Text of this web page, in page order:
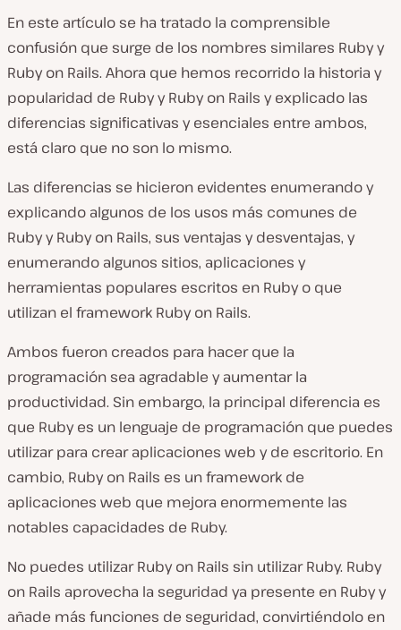
En este artículo se ha tratado la comprensible
confusión que surge de los nombres similares Ruby y
Ruby on Rails. Ahora que hemos recorrido la historia y
popularidad de Ruby y Ruby on Rails y explicado las
diferencias significativas y esenciales entre ambos,
está claro que no son lo mismo.
Las diferencias se hicieron evidentes enumerando y
explicando algunos de los usos más comunes de
Ruby y Ruby on Rails, sus ventajas y desventajas, y
enumerando algunos sitios, aplicaciones y
herramientas populares escritos en Ruby o que
utilizan el framework Ruby on Rails.
Ambos fueron creados para hacer que la
programación sea agradable y aumentar la
productividad. Sin embargo, la principal diferencia es
que Ruby es un lenguaje de programación que puedes
utilizar para crear aplicaciones web y de escritorio. En
cambio, Ruby on Rails es un framework de
aplicaciones web que mejora enormemente las
notables capacidades de Ruby.
No puedes utilizar Ruby on Rails sin utilizar Ruby. Ruby
on Rails aprovecha la seguridad ya presente en Ruby y
añade más funciones de seguridad, convirtiéndolo en